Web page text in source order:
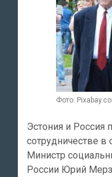
Фото:
Эстония и Россия
сотрудничестве в
Министр
России Юрий